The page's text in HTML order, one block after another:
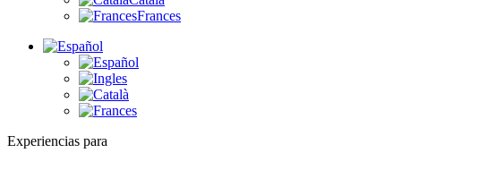
Frances
Experiencias para